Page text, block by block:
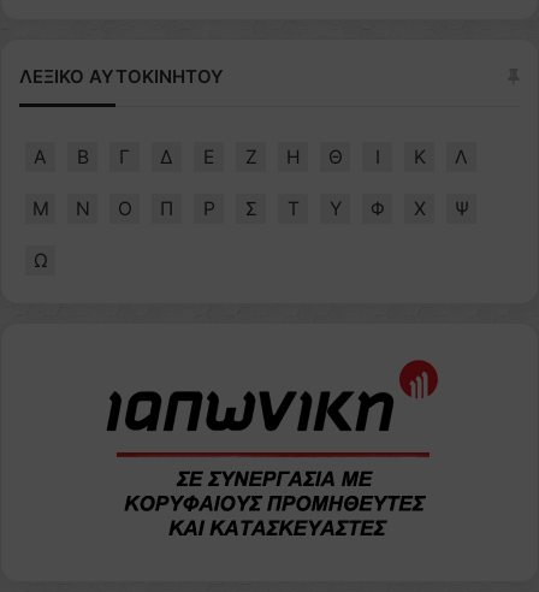
ΛΕΞΙΚΟ ΑΥΤΟΚΙΝΗΤΟΥ
Α Β Γ Δ Ε Ζ Η Θ Ι Κ Λ
Μ Ν Ο Π Ρ Σ Τ Υ Φ Χ Ψ
Ω